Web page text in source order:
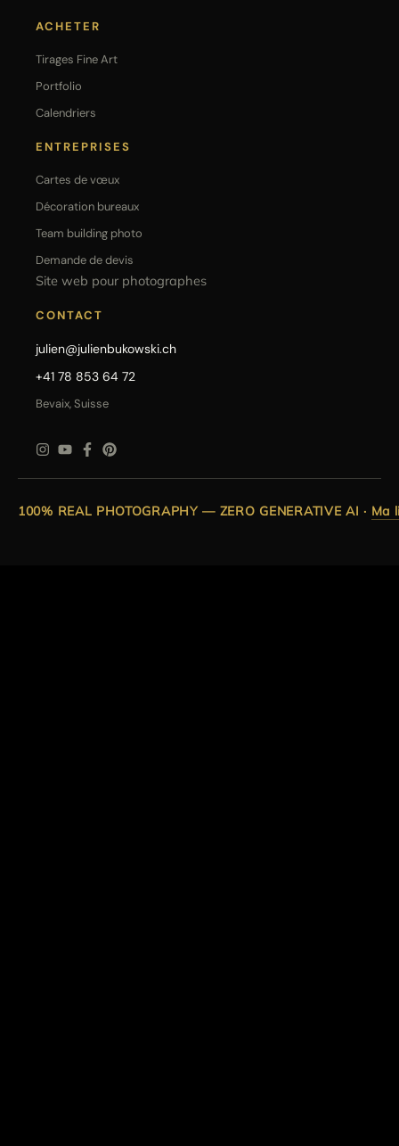
ACHETER
Tirages Fine Art
Portfolio
Calendriers
ENTREPRISES
Cartes de vœux
Décoration bureaux
Team building photo
Demande de devis
Site web pour photographes
CONTACT
julien@julienbukowski.ch
+41 78 853 64 72
Bevaix, Suisse
100% REAL PHOTOGRAPHY — ZERO GENERATIVE AI · Ma